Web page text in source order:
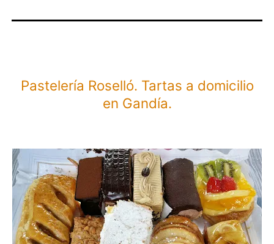
Pastelería Roselló. Tartas a domicilio
en Gandía.